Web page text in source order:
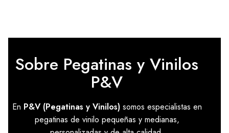
hasta
Sobre Pegatinas y Vinilos
P&V
En P&V (Pegatinas y Vinilos)somos especialistas en
pegatinas de vinilo pequeñas y medianas,